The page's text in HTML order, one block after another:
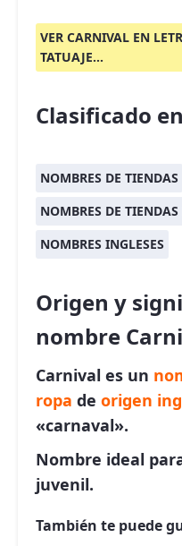
VER CARNIVAL EN
TATUAJE...
Clasificado
NOMBRES DE TIENDAS
NOMBRES DE TIENDAS
NOMBRES INGLESES
Origen y
nombre
Carnival es un
ropa de origen
«carnaval».
Nombre ideal
juvenil.
También te puede